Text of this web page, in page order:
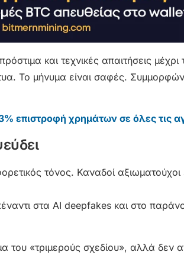
και τεχνικές απαιτήσεις
Το μήνυμα είναι σαφές.
επιστροφή χρημάτων σε όλες τις
τόνος. Καναδοί
στα AI deepfakes και στο
«τριμερούς σχεδίου», αλλά δεν